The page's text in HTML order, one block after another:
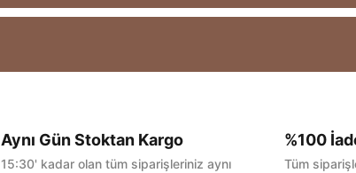
Bu ürüne ilk yorumu siz yapın!
Aynı Gün Stoktan Kargo
15:30' kadar olan tüm siparişleriniz aynı
%100
Tüm